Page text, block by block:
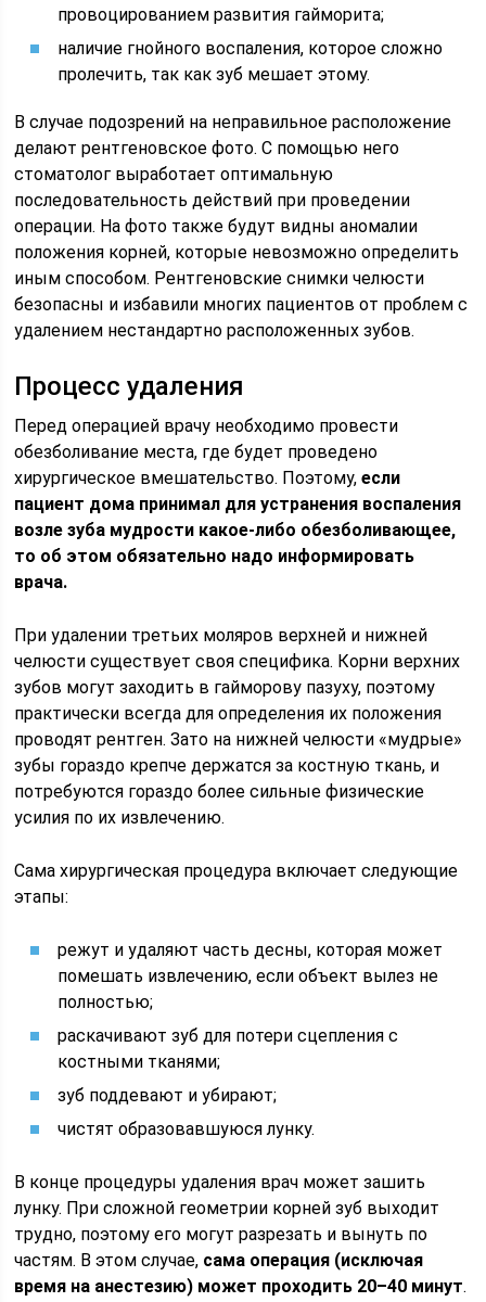
провоцированием развития гайморита;
наличие гнойного воспаления, которое сложно
пролечить, так как зуб мешает этому.
В случае подозрений на неправильное расположение
делают рентгеновское фото. С помощью него
стоматолог выработает оптимальную
последовательность действий при проведении
операции. На фото также будут видны аномалии
положения корней, которые невозможно определить
иным способом. Рентгеновские снимки челюсти
безопасны и избавили многих пациентов от проблем с
удалением нестандартно расположенных зубов.
Процесс удаления
Перед операцией врачу необходимо провести
обезболивание места, где будет проведено
хирургическое вмешательство. Поэтому,если
пациент дома принимал для устранения воспаления
возле зуба мудрости какое-либо обезболивающее,
то об этом обязательно надо информировать
врача.
При удалении третьих моляров верхней и нижней
челюсти существует своя специфика. Корни верхних
зубов могут заходить в гайморову пазуху, поэтому
практически всегда для определения их положения
проводят рентген. Зато на нижней челюсти «мудрые»
зубы гораздо крепче держатся за костную ткань, и
потребуются гораздо более сильные физические
усилия по их извлечению.
Сама хирургическая процедура включает следующие
этапы:
режут и удаляют часть десны, которая может
помешать извлечению, если объект вылез не
полностью;
раскачивают зуб для потери сцепления с
костными тканями;
зуб поддевают и убирают;
чистят образовавшуюся лунку.
В конце процедуры удаления врач может зашить
лунку. При сложной геометрии корней зуб выходит
трудно, поэтому его могут разрезать и вынуть по
частям. В этом случае, сама операция (исключая
время на анестезию) может проходить 20–40 минут.